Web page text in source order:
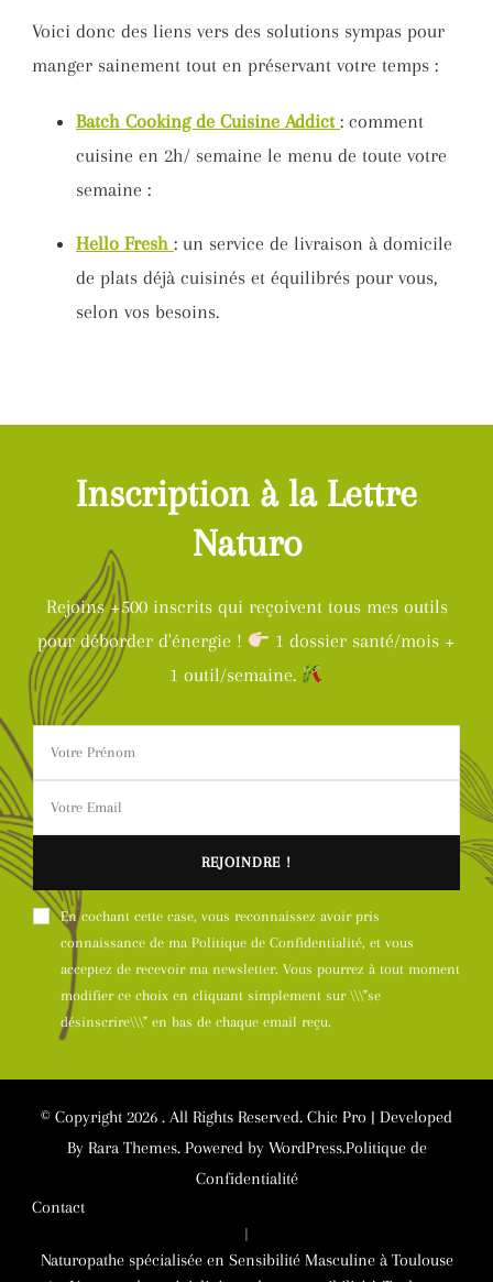
Voici donc des liens vers des solutions sympas pour
manger sainement tout en préservant votre temps :
Batch Cooking de Cuisine Addict : comment
cuisine en 2h/ semaine le menu de toute votre
semaine :
Hello Fresh : un service de livraison à domicile
de plats déjà cuisinés et équilibrés pour vous,
selon vos besoins.
Inscription à la Lettre
Naturo
Rejoins +500 inscrits qui reçoivent tous mes outils
pour déborder d'énergie !
1 dossier santé/mois +
1 outil/semaine.
En cochant cette case, vous reconnaissez avoir pris
connaissance de ma Politique de Confidentialité, et vous
acceptez de recevoir ma newsletter. Vous pourrez à tout moment
modifier ce choix en cliquant simplement sur \\\"se
désinscrire\\\" en bas de chaque email reçu.
© Copyright 2026 . All Rights Reserved. Chic Pro | Developed
By Rara Themes. Powered by WordPress.Politique de
Confidentialité
Contact
Naturopathe spécialisée en Sensibilité Masculine à Toulouse